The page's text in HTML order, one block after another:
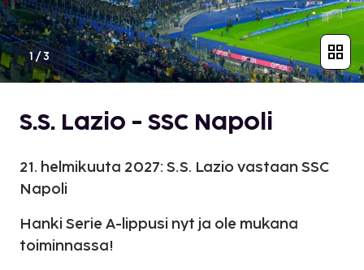
1/3
S.S. Lazio - SSC Napoli
21. helmikuuta 2027: S.S. Lazio vastaan SSC
Napoli
Hanki Serie A-lippusi nyt ja ole mukana
toiminnassa!